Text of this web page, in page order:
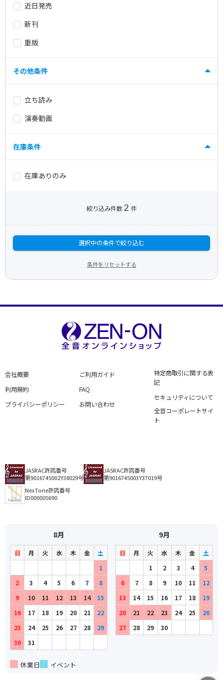
近日発売
新刊
重版
その他条件
立ち読み
演奏動画
在庫条件
在庫ありのみ
絞り込み件数2 件
選択中の条件で絞り込む
条件をリセットする
会社概要
利用規約
プライバシーポリシー
ご利用ガイド
FAQ
お問い合わせ
特定商取引に関する表
記
セキュリティについて
全音コーポレートサイ
ト
JASRAC許諾番号
第9016745002Y38029号
JASRAC許諾番号
第9016745003Y37019号
NexTone許諾番号
ID000005690
8月
日 月 火 水 木 金
土
1
2
3 4 5 6 7
8
9
10 11 12 13 14
15
16
17 18 19 20 21
22
23
24 25 26 27 28
29
30
31
9月
日 月 火 水 木 金
土
1
2 3 4
5
6
7 8 9 10 11
12
13
14 15 16 17 18
19
20
21 22 23 24 25
26
27
28 29 30
休業日 イベント